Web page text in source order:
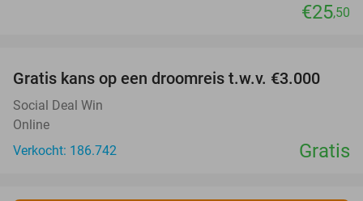
€25,50
Gratis kans op een droomreis t.w.v. €3.000
Social Deal Win
Online
Verkocht: 186.742
Gratis